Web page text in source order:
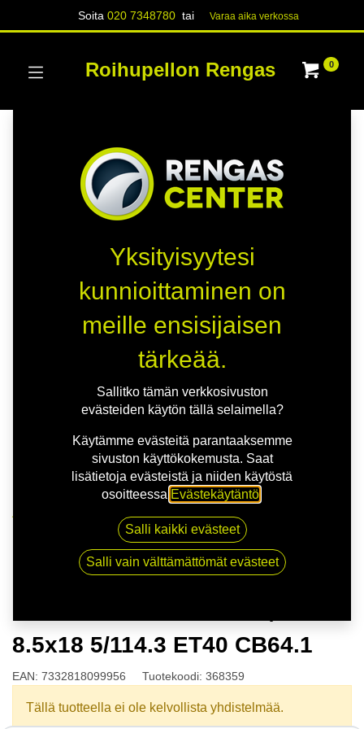
Soita020 7348780 tai Varaa aika verk​​​​ossa
Roihupellon Rengas 0
NITRO AERO FF G.GUN/POL 8.5x18 5/114.3 ET40
8.5x18 5/114.3 ET40 CB64.1
EAN: 7332818099956 Tuotekoodi: 368359
Tällä tuotteella ei ole kelvollista yhdistelmää.
Yksityisyytesi
kunnioittaminen on
meille ensisijaisen
tärkeää.
Sallitko tämän verkkosivuston
evästeiden käytön tällä selaimella?
Käytämme evästeitä parantaaksemme
sivuston käyttökokemusta. Saat
lisätietoja evästeistä ja niiden käytöstä
osoitteessa Evästekäytäntö
Salli kaikki evästeet
Salli vain välttämättömät evästeet